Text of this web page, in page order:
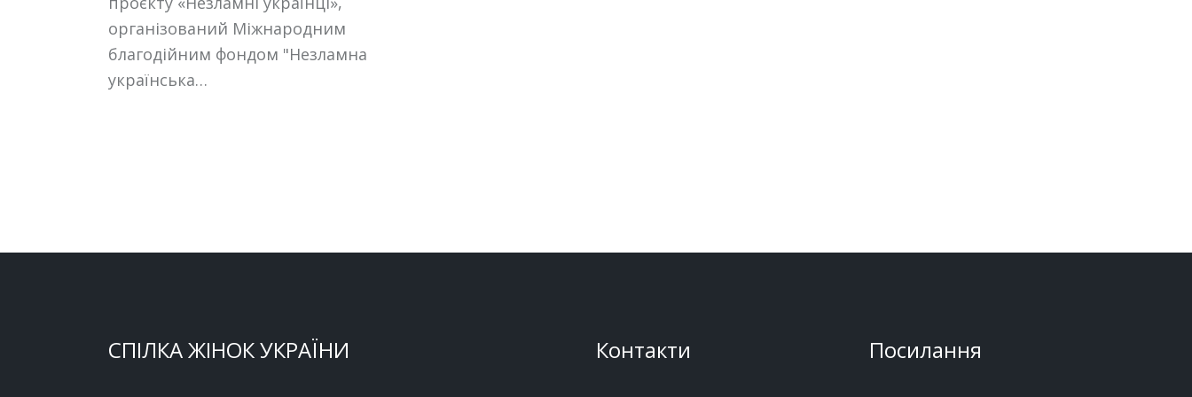
організований Міжнародним
благодійним фондом "Незламна
українська…
СПІЛКА ЖІНОК УКРАЇНИ Контакти Посилання